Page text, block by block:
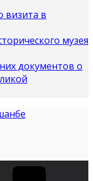
визита в
музея
документов о